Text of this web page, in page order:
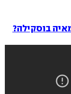
בוסקילה?